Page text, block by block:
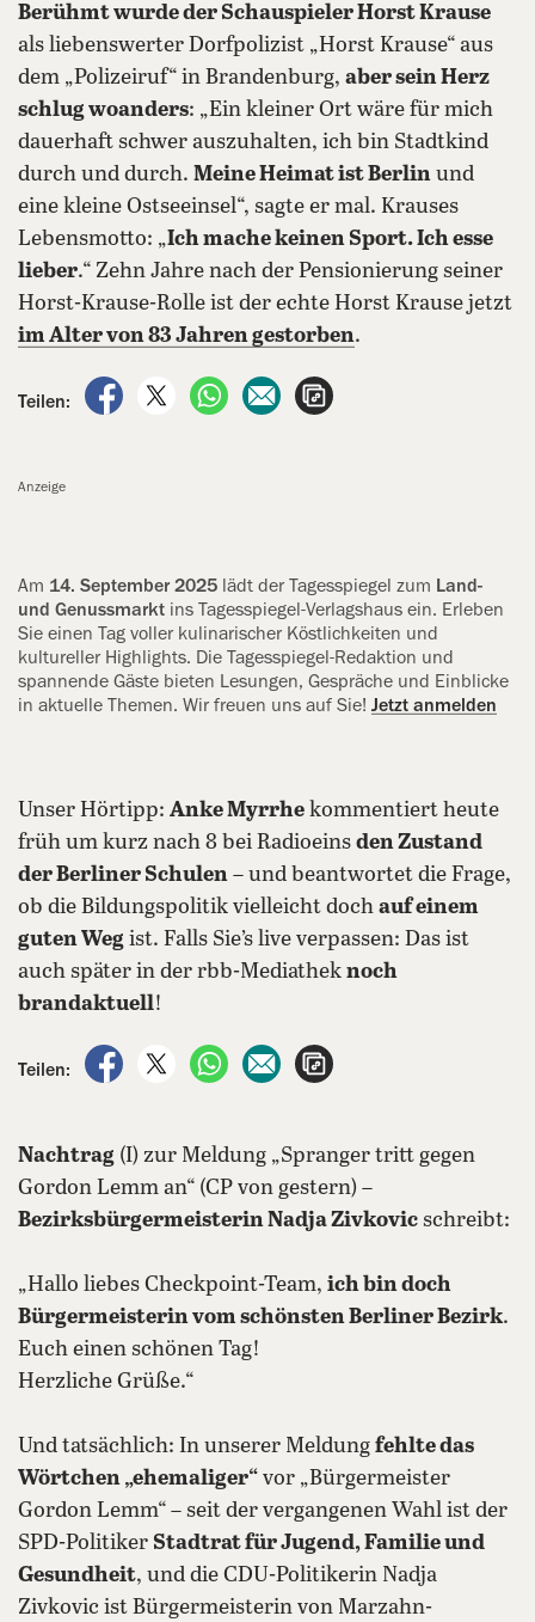
Berühmt wurde der Schauspieler Horst Krause
als liebenswerter Dorfpolizist „Horst Krause“ aus
dem „Polizeiruf“ in Brandenburg, aber sein Herz
schlug woanders: „Ein kleiner Ort wäre für mich
dauerhaft schwer auszuhalten, ich bin Stadtkind
durch und durch. Meine Heimat ist Berlin und
eine kleine Ostseeinsel“, sagte er mal. Krauses
Lebensmotto: „Ich mache keinen Sport. Ich esse
lieber.“ Zehn Jahre nach der Pensionierung seiner
Horst-Krause-Rolle ist der echte Horst Krause jetzt
im Alter von 83 Jahren gestorben.
Teilen:
auf Facebook teilen
auf X teilenper WhatsApp teilen
per E-Mail teilen
Anzeige
Am 14. September 2025 lädt der ‍Tagesspiegel zum Land-
und Genussmarkt ins Tagesspiegel-Verlagshaus ein. Erleben
Sie einen Tag voller ‍kulinarischer Köstlichkeiten und
kultureller Highlights. Die Tagesspiegel-Redaktion und
spannende Gäste bieten Lesungen, Gespräche und Einblicke
in aktuelle Themen. Wir freuen uns auf Sie! Jetzt anmelden
Unser Hörtipp: Anke Myrrhe kommentiert heute
früh um kurz nach 8 bei Radioeins den Zustand
der Berliner Schulen – und beantwortet die Frage,
ob die Bildungspolitik vielleicht doch auf einem
guten Weg ist. Falls Sie’s live verpassen: Das ist
auch später in der rbb-Mediathek noch
brandaktuell!
Teilen:
auf Facebook teilen
auf X teilenper WhatsApp teilen
per E-Mail teilen
Nachtrag (I) zur Meldung „Spranger tritt gegen
Gordon Lemm an“ (CP von gestern) –
Bezirksbürgermeisterin Nadja Zivkovic schreibt:
„Hallo liebes Checkpoint-Team, ich bin doch
Bürgermeisterin vom schönsten Berliner Bezirk.
Euch einen schönen Tag!
Herzliche Grüße.“
Und tatsächlich: In unserer Meldung fehlte das
Wörtchen „ehemaliger“ vor „Bürgermeister
Gordon Lemm“ – seit der vergangenen Wahl ist der
SPD-Politiker Stadtrat für Jugend, Familie und
Gesundheit, und die CDU-Politikerin Nadja
Zivkovic ist Bürgermeisterin von Marzahn-